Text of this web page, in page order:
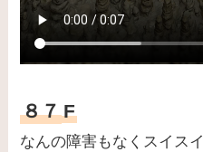
８７F
なんの障害もなくスイス